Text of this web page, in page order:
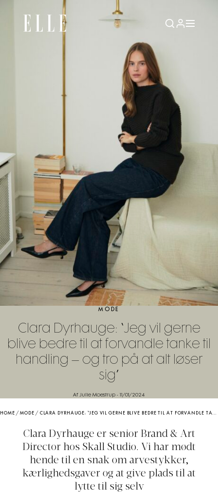
MODE
Clara Dyrhauge: “Jeg vil gerne
blive bedre til at forvandle tanke til
handling – og tro på at alt løser
sig”
Af Julie Moestrup - 11/01/2024
HOME /MODE / CLARA DYRHAUGE: “JEG VIL GERNE BLIVE BEDRE TIL AT FORVANDLE TANKE TIL HANDLING – OG TRO PÅ AT ALT LØSER SIG”
Clara Dyrhauge er senior Brand & Art
Director hos Skall Studio. Vi har mødt
hende til en snak om arvestykker,
kærlighedsgaver og at give plads til at
lytte til sig selv